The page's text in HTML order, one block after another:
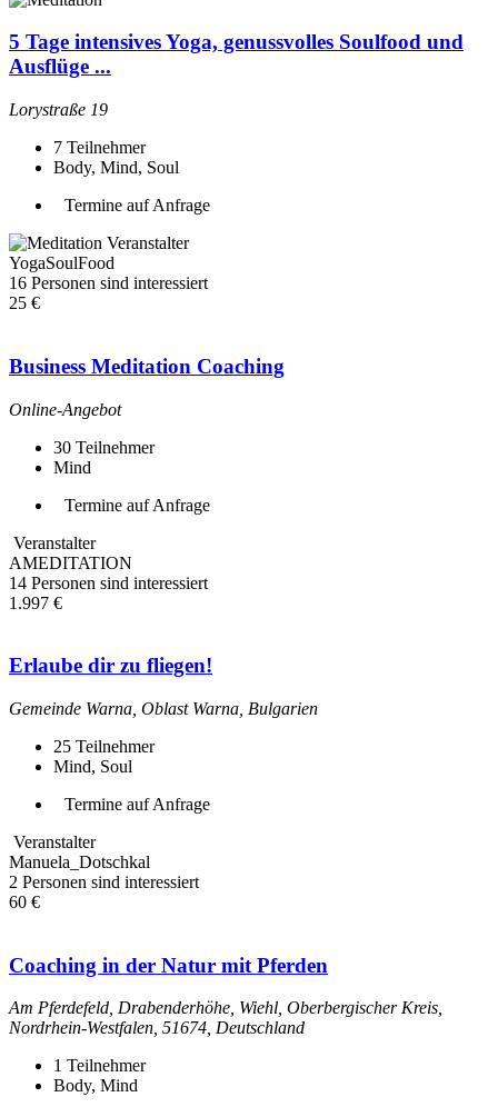
5 Tage intensives Yoga, genussvolles Soulfood und
Ausflüge ...
Lorystraße 19
7 Teilnehmer
Body, Mind, Soul
Termine auf Anfrage
Veranstalter
YogaSoulFood
16 Personen sind interessiert
25 €
Business Meditation Coaching
Online-Angebot
30 Teilnehmer
Mind
Termine auf Anfrage
Veranstalter
AMEDITATION
14 Personen sind interessiert
1.997 €
Erlaube dir zu fliegen!
Gemeinde Warna, Oblast Warna, Bulgarien
25 Teilnehmer
Mind, Soul
Termine auf Anfrage
Veranstalter
Manuela_Dotschkal
2 Personen sind interessiert
60 €
Coaching in der Natur mit Pferden
Am Pferdefeld, Drabenderhöhe, Wiehl, Oberbergischer Kreis,
Nordrhein-Westfalen, 51674, Deutschland
1 Teilnehmer
Body, Mind